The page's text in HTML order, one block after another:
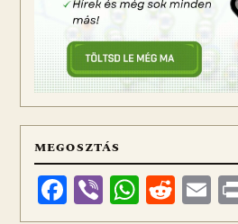
MEGOSZTÁS
Facebook
Viber